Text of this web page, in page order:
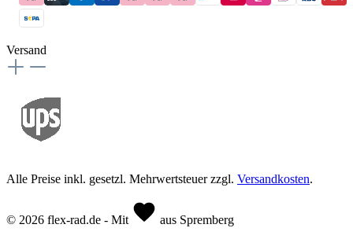
Versand
Alle Preise inkl. gesetzl. Mehrwertsteuer zzgl. Versandkosten.
© 2026 flex-rad.de - Mit
aus Spremberg